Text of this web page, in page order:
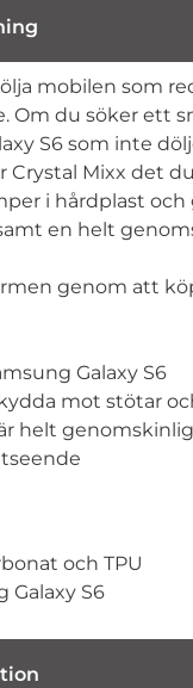
mobilen som
Om du söker ett
S6 som inte
Crystal Mixx det
i hårdplast
en helt
genom att
Galaxy S6
mot stötar
helt
och TPU
Galaxy S6